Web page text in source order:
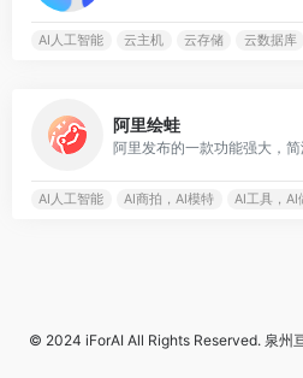
AI人工智能 云主机 云存储 云数据库
阿里绘蛙
AI人工智能 AI商拍，AI模特 AI工具，AI
© 2024 iForAI All Rights Reserved. 泉州